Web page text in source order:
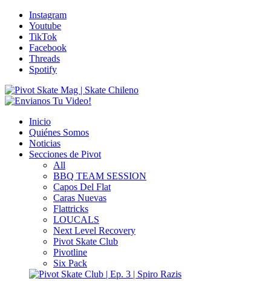
Instagram
Youtube
TikTok
Facebook
Threads
Spotify
Inicio
Quiénes Somos
Noticias
Secciones de Pivot
All
BBQ TEAM SESSION
Capos Del Flat
Caras Nuevas
Flattricks
LOUCALS
Next Level Recovery
Pivot Skate Club
Pivotline
Six Pack